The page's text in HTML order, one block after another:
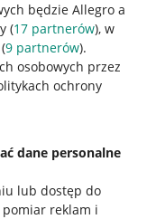
będzie Allegro a
(17 partnerów), w
9 partnerów).
osobowych przez
ochrony
dane personalne
lub dostęp do
reklam i